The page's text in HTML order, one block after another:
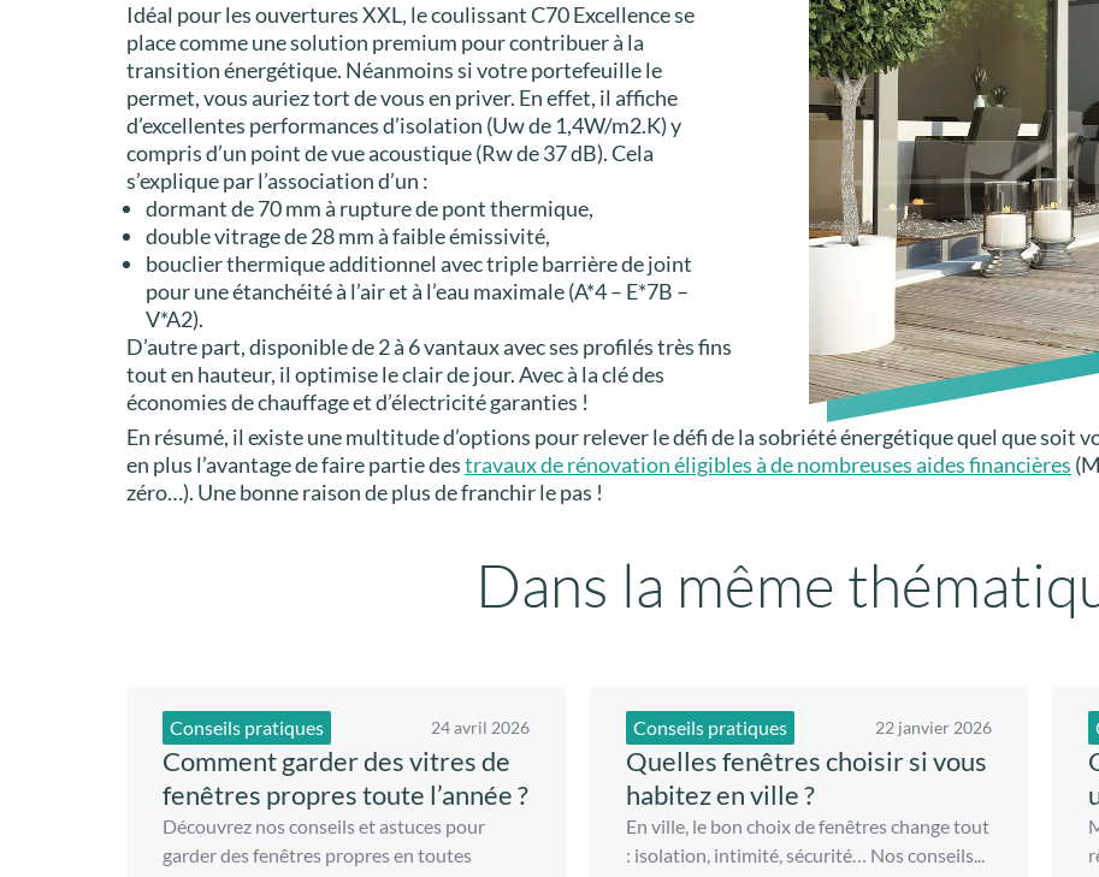
Idéal pour les ouvertures XXL, le coulissant C70 Excellence se
place comme une solution premium pour contribuer à la
transition énergétique. Néanmoins si votre portefeuille le
permet, vous auriez tort de vous en priver. En effet, il affiche
d’excellentes performances d’isolation (Uw de 1,4W/m2.K) y
compris d’un point de vue acoustique (Rw de 37 dB). Cela
s’explique par l’association d’un :
dormant de 70 mm à rupture de pont thermique,
double vitrage de 28 mm à faible émissivité,
bouclier thermique additionnel avec triple barrière de joint
pour une étanchéité à l’air et à l’eau maximale (A*4 – E*7B –
V*A2).
D’autre part, disponible de 2 à 6 vantaux avec ses profilés très fins
tout en hauteur, il optimise le clair de jour. Avec à la clé des
économies de chauffage et d’électricité garanties !
En résumé, il existe une multitude d’options pour relever le défi de la sobriété énergétique quel que soit
en plus l’avantage de faire partie destravaux de rénovation éligibles à de nombreuses aides financières
zéro…). Une bonne raison de plus de franchir le pas !
Dans la même
Conseils pratiques 24 avril 2026
Comment garder des vitres de
fenêtres propres toute l’année ?
Découvrez nos conseils et astuces pour
garder des fenêtres propres en toutes
Conseils pratiques 22 janvier 2026
Quelles fenêtres choisir si vous
habitez en ville ?
En ville, le bon choix de fenêtres change tout
: isolation, intimité, sécurité… Nos conseils...